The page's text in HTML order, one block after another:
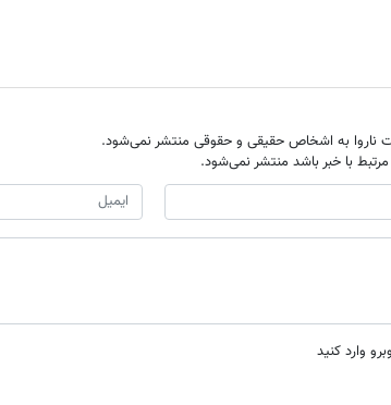
ناروا به اشخاص حقیقی و حقوقی منتشر نمی‌شود.
مرتبط با خبر باشد منتشر نمی‌شود.
وارد کنید